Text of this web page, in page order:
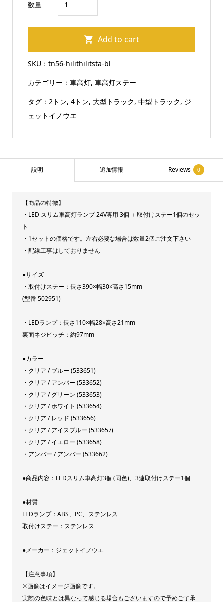
数量
ラ
ッ
連
LED
24V
ス
ム
ッ
取
付
付
ジ
イ
ノ
ウ
エ
[カ
ー]
ー
ア
グ
リ
Add to cart
SKU： tn56-hilithilitsta-bl
カテゴリー： 車高灯, 車高灯ステー
タグ： 2トン, 4トン, 大型トラック, 中型トラック, ジ
ェットイノウエ
説明 追加情報 Reviews 0
【商品の特徴】
・LED スリム車高灯ランプ 24V専用 3個 ＋取付けステー1個のセッ
ト
・1セットの価格です。左右必要な場合は数量2個ご注文下さい
・配線工事はしておりません
●サイズ
・取付けステー：長さ390×幅30×高さ15mm
(型番 502951)
・LEDランプ：長さ110×幅28×高さ21mm
裏面ネジピッチ：約97mm
●カラー
・クリア / ブルー (533651)
・クリア / アンバー (533652)
・クリア / グリーン (533653)
・クリア / ホワイト (533654)
・クリア / レッド (533656)
・クリア / アイスブルー (533657)
・クリア / イエロー (533658)
・アンバー / アンバー (533662)
●商品内容：LEDスリム車高灯3個 (同色)、3連取付けステー1個
●材質
LEDランプ：ABS、PC、ステンレス
取付けステー：ステンレス
●メーカー：ジェットイノウエ
【注意事項】
※画像はイメージ画像です。
実際の色味とは異なって感じる場合もございますので予めご了承